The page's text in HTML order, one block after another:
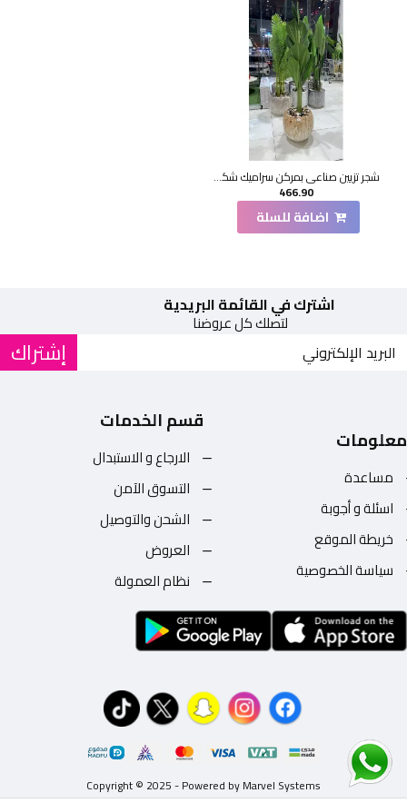
شجر تزيين صناعي بمركن سراميك شكل حديث 185سم
466.90
اضافة للسلة
اشترك في القائمة البريدية
لتصلك كل عروضنا
إشتراك
معلومات
مساعدة
اسئلة و أجوبة
خريطة الموقع
سياسة الخصوصية
قسم الخدمات
الارجاع و الاستبدال
التسوق الآمن
الشحن والتوصيل
العروض
نظام العمولة
Copyright © 2025 - Powered by Marvel Systems